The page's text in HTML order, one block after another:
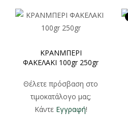
ΚΡΑΝΜΠΕΡΙ
ΦΑΚΕΛΑΚΙ 100gr 250gr
Θέλετε πρόσβαση στο
τιμοκατάλογο μας;
Κάντε Εγγραφή!